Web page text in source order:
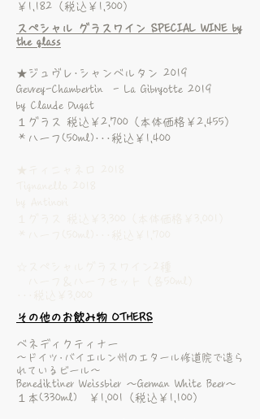
￥1,182（税込￥1,300）
スペシャル グラスワイン SPECIAL WINE by
the glass
★ジュヴレ･シャンベルタン 2019
Gevrey-Chambertin - La Gibryotte 2019
by Claude Dugat
１グラス 税込￥2,700（本体価格￥2,455）
＊ハーフ(50ml)･･･税込￥1,400
その他のお飲み物 OTHERS
ベネディクティナー
～ドイツ･バイエルン州のエタール修道院で造ら
れているビール～
Benediktiner Weissbier ～German White Beer～
１本(330ml) ￥1,001（税込￥1,100）